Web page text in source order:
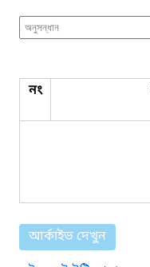
নং
আর্কাইভ দেখুন